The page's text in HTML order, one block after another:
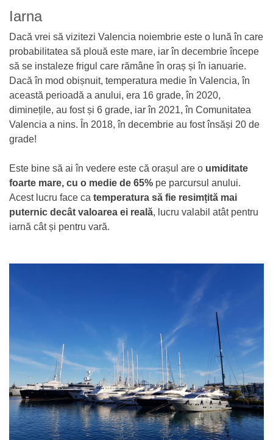
Iarna
Dacă vrei să vizitezi Valencia noiembrie este o lună în care
probabilitatea să plouă este mare, iar în decembrie începe
să se instaleze frigul care rămâne în oraș și în ianuarie.
Dacă în mod obișnuit, temperatura medie în Valencia, în
această perioadă a anului, era 16 grade, în 2020,
diminețile, au fost și 6 grade, iar în 2021, în Comunitatea
Valencia a nins. În 2018, în decembrie au fost însăși 20 de
grade!
Este bine să ai în vedere este că orașul are o umiditate
foarte mare, cu o medie de 65% pe parcursul anului.
Acest lucru face ca temperatura să fie resimțită mai
puternic decât valoarea ei reală, lucru valabil atât pentru
iarnă cât și pentru vară.